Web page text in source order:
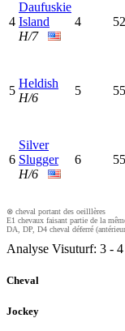
4
Daufuskie
Island
H/7
4
5
Heldish
H/6
5
6
Silver
Slugger
H/6
6
⊗ cheval portant des oeilllères
E1 chevaux faisant partie de la
DA, DP, D4 cheval déferré
Analyse Visuturf: 3 - 4
Cheval
Jockey